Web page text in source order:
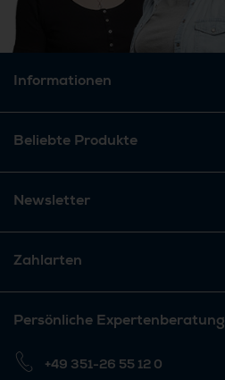
Informationen
Beliebte Produkte
Newsletter
Zahlarten
Persönliche Expertenberatung
+49 351-26 55 12 0